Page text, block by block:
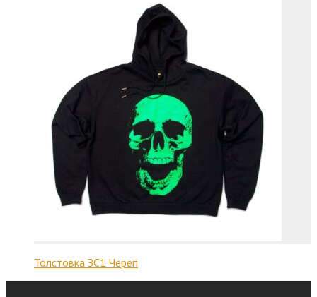
Толстовка ЗС1 Череп